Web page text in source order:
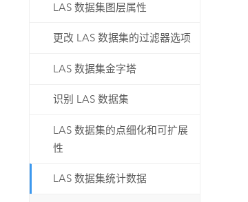
LAS 数据集图层属性
更改 LAS 数据集的过滤器选项
LAS 数据集金字塔
识别 LAS 数据集
LAS 数据集的点细化和可扩展
性
LAS 数据集统计数据